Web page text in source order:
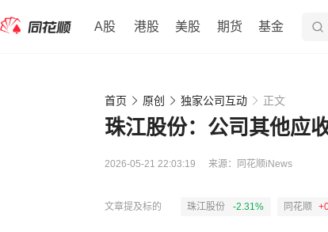
A股 港股 美股 期货 基金
首页 原创 独家公司互动 正文
珠江股份：公司其他应
2026-05-21 22:03:19 来源： 同花顺iNews
文章提及标的 珠江股份 -2.31% 同花顺